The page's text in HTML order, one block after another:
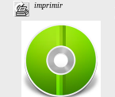
imprimir